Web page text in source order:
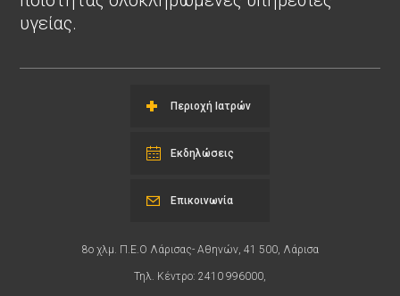
υγείας.
Περιοχή Ιατρών
Εκδηλώσεις
8ο χλμ. Π.Ε.Ο Λάρισας- Αθηνών, 41 500, Λάρισα
Τηλ. Κέντρο: 2410 996000,
Επικοινωνία